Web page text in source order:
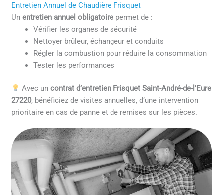
Entretien Annuel de Chaudière Frisquet
Unentretien annuel obligatoire permet de :
Vérifier les organes de sécurité
Nettoyer brûleur, échangeur et conduits
Régler la combustion pour réduire la consommation
Tester les performances
Avec un contrat d’entretien Frisquet Saint-André-de-l’Eure
27220, bénéficiez de visites annuelles, d’une intervention
prioritaire en cas de panne et de remises sur les pièces.